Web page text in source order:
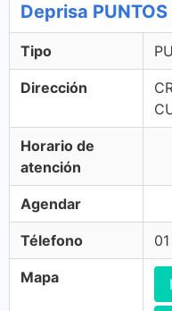
Deprisa PUNTOS
Tipo
Dirección
Horario de
atención
Agendar
Télefono
Mapa